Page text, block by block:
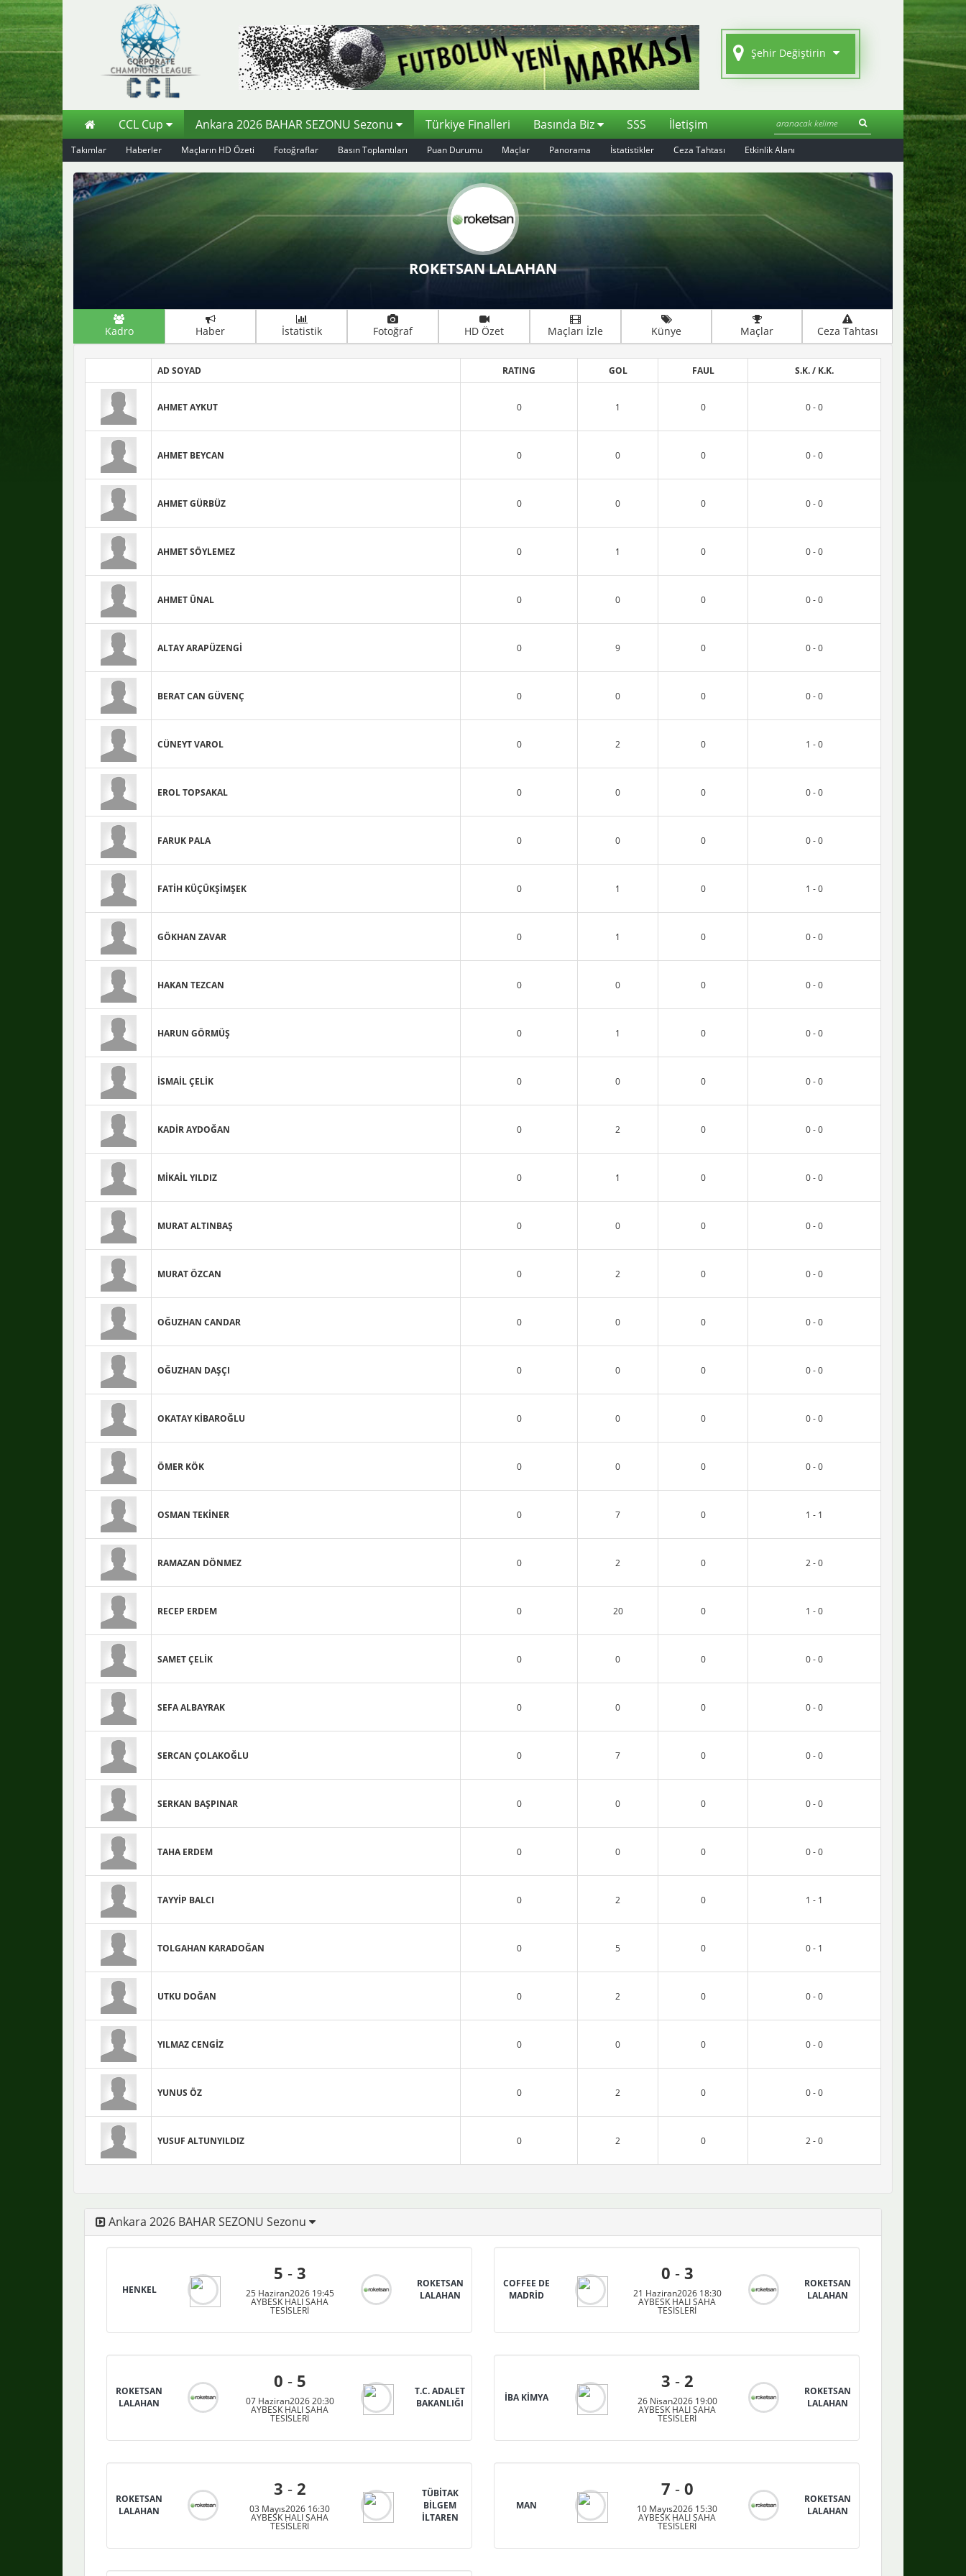
Şehir Değiştirin
CCL Cup Ankara 2026 BAHAR SEZONU Sezonu Türkiye Finalleri Basında Biz SSS İletişim
Takımlar Haberler Maçların HD Özeti Fotoğraflar Basın Toplantıları Puan Durumu Maçlar Panorama İstatistikler Ceza Tahtası Etkinlik Alanı
ROKETSAN LALAHAN
Kadro Haber İstatistik Fotoğraf HD Özet Maçları İzle Künye Maçlar Ceza Tahtası
AD SOYAD RATING GOL FAUL S.K. / K.K.
AHMET AYKUT 0 1 0 0 - 0
AHMET BEYCAN 0 0 0 0 - 0
AHMET GÜRBÜZ 0 0 0 0 - 0
AHMET SÖYLEMEZ 0 1 0 0 - 0
AHMET ÜNAL 0 0 0 0 - 0
ALTAY ARAPÜZENGİ 0 9 0 0 - 0
BERAT CAN GÜVENÇ 0 0 0 0 - 0
CÜNEYT VAROL 0 2 0 1 - 0
EROL TOPSAKAL 0 0 0 0 - 0
FARUK PALA 0 0 0 0 - 0
FATİH KÜÇÜKŞİMŞEK 0 1 0 1 - 0
GÖKHAN ZAVAR 0 1 0 0 - 0
HAKAN TEZCAN 0 0 0 0 - 0
HARUN GÖRMÜŞ 0 1 0 0 - 0
İSMAİL ÇELİK 0 0 0 0 - 0
KADİR AYDOĞAN 0 2 0 0 - 0
MİKAİL YILDIZ 0 1 0 0 - 0
MURAT ALTINBAŞ 0 0 0 0 - 0
MURAT ÖZCAN 0 2 0 0 - 0
OĞUZHAN CANDAR 0 0 0 0 - 0
OĞUZHAN DAŞÇI 0 0 0 0 - 0
OKATAY KİBAROĞLU 0 0 0 0 - 0
ÖMER KÖK 0 0 0 0 - 0
OSMAN TEKİNER 0 7 0 1 - 1
RAMAZAN DÖNMEZ 0 2 0 2 - 0
RECEP ERDEM 0 20 0 1 - 0
SAMET ÇELİK 0 0 0 0 - 0
SEFA ALBAYRAK 0 0 0 0 - 0
SERCAN ÇOLAKOĞLU 0 7 0 0 - 0
SERKAN BAŞPINAR 0 0 0 0 - 0
TAHA ERDEM 0 0 0 0 - 0
TAYYİP BALCI 0 2 0 1 - 1
TOLGAHAN KARADOĞAN 0 5 0 0 - 1
UTKU DOĞAN 0 2 0 0 - 0
YILMAZ CENGİZ 0 0 0 0 - 0
YUNUS ÖZ 0 2 0 0 - 0
YUSUF ALTUNYILDIZ 0 2 0 2 - 0
Ankara 2026 BAHAR SEZONU Sezonu
HENKEL
5 - 3
25 Haziran2026 19:45
AYBESK HALI SAHA
TESİSLERİ
ROKETSAN
LALAHAN
COFFEE DE
MADRİD
0 - 3
21 Haziran2026 18:30
AYBESK HALI SAHA
TESİSLERİ
ROKETSAN
LALAHAN
ROKETSAN
LALAHAN
0 - 5
07 Haziran2026 20:30
AYBESK HALI SAHA
TESİSLERİ
T.C. ADALET
BAKANLIĞI
İBA KİMYA
3 - 2
26 Nisan2026 19:00
AYBESK HALI SAHA
TESİSLERİ
ROKETSAN
LALAHAN
ROKETSAN
LALAHAN
3 - 2
03 Mayıs2026 16:30
AYBESK HALI SAHA
TESİSLERİ
TÜBİTAK
BİLGEM
İLTAREN
MAN
7 - 0
10 Mayıs2026 15:30
AYBESK HALI SAHA
TESİSLERİ
ROKETSAN
LALAHAN